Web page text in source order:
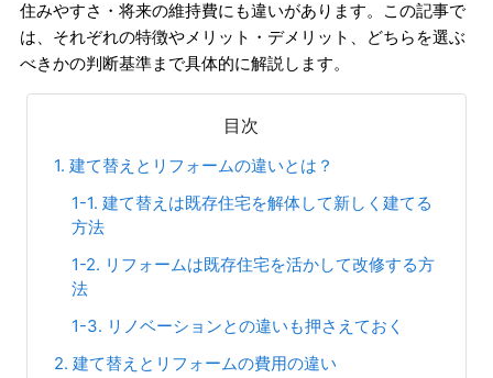
住みやすさ・将来の維持費にも違いがあります。この記事で
は、それぞれの特徴やメリット・デメリット、どちらを選ぶ
べきかの判断基準まで具体的に解説します。
目次
1. 建て替えとリフォームの違いとは？
1-1. 建て替えは既存住宅を解体して新しく建てる
方法
1-2. リフォームは既存住宅を活かして改修する方
法
1-3. リノベーションとの違いも押さえておく
2. 建て替えとリフォームの費用の違い